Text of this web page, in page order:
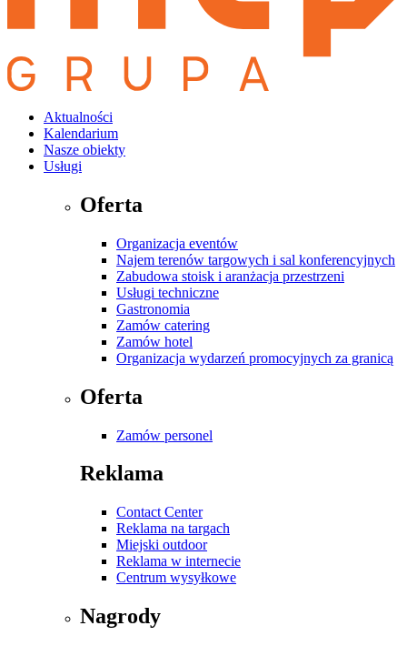
Aktualności
Kalendarium
Nasze obiekty
Usługi
Oferta
Organizacja eventów
Najem terenów targowych i sal konferencyjnych
Zabudowa stoisk i aranżacja przestrzeni
Usługi techniczne
Gastronomia
Zamów catering
Zamów hotel
Organizacja wydarzeń promocyjnych za granicą
Oferta
Zamów personel
Reklama
Contact Center
Reklama na targach
Miejski outdoor
Reklama w internecie
Centrum wysyłkowe
Nagrody